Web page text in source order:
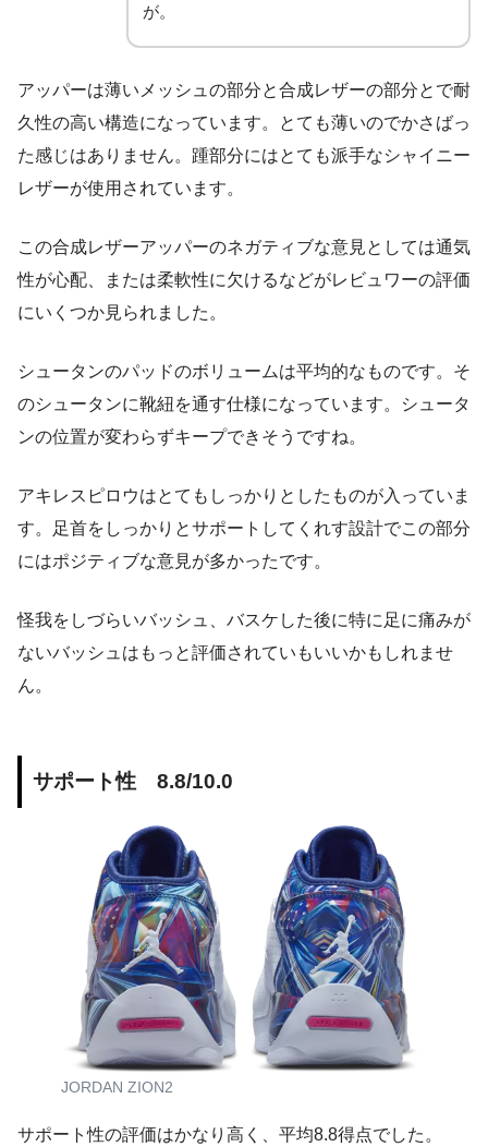
が。
アッパーは薄いメッシュの部分と合成レザーの部分とで耐
久性の高い構造になっています。とても薄いのでかさばっ
た感じはありません。踵部分にはとても派手なシャイニー
レザーが使用されています。
この合成レザーアッパーのネガティブな意見としては通気
性が心配、または柔軟性に欠けるなどがレビュワーの評価
にいくつか見られました。
シュータンのパッドのボリュームは平均的なものです。そ
のシュータンに靴紐を通す仕様になっています。シュータ
ンの位置が変わらずキープできそうですね。
アキレスピロウはとてもしっかりとしたものが入っていま
す。足首をしっかりとサポートしてくれす設計でこの部分
にはポジティブな意見が多かったです。
怪我をしづらいバッシュ、バスケした後に特に足に痛みが
ないバッシュはもっと評価されていもいいかもしれませ
ん。
サポート性 8.8/10.0
JORDAN ZION2
サポート性の評価はかなり高く、平均8.8得点でした。